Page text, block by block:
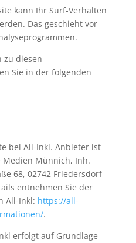
kann Ihr Surf-Verhalten
Das geschieht vor
zu diesen
Sie in der folgenden
bei All-Inkl. Anbieter ist
Medien Münnich, Inh.
68, 02742 Friedersdorf
entnehmen Sie der
All-Inkl: https://all-
.
erfolgt auf Grundlage